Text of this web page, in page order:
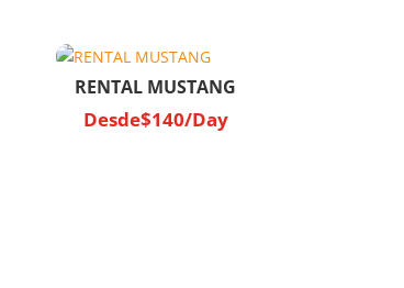
RENTAL MUSTANG
Desde$140/Day